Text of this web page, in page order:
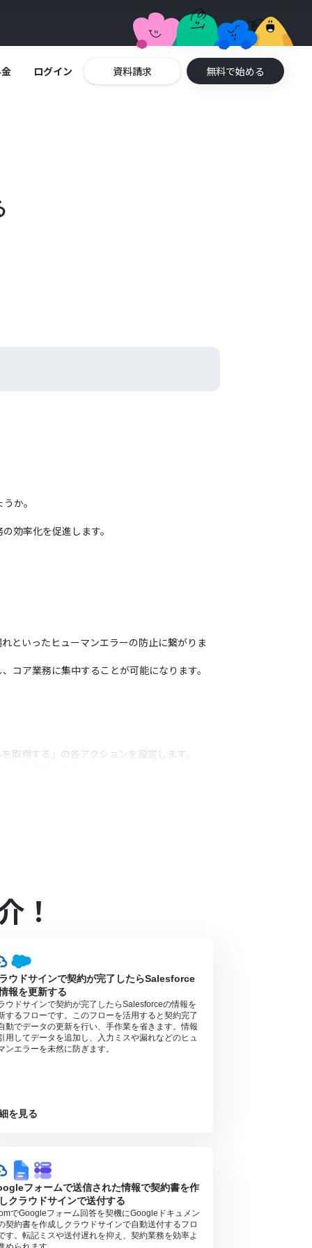
ログイン 資料請求 無料で始める
か。
効率化を促進します。
といったヒューマンエラーの防止に繋がりま
コア業務に集中することが可能になります。
得する」の各アクションを設定します。
ただける機能となっております。フリープラ
制限対象のアプリや機能（オペレーション）
！
ウドサインで契約が完了したらSalesforce
報を更新する
ウドサインで契約が完了したらSalesforceの情報を
するフローです。このフローを活用すると契約完了
動でデータの更新を行い、手作業を省きます。情報
用してデータを追加し、入力ミスや漏れなどのヒュ
ンエラーを未然に防ぎます。
を見る
フォームで送信された情報で契約書を作
クラウドサインで送付する
でGoogleフォーム回答を契機にGoogleドキュメン
契約書を作成しクラウドサインで自動送付するフロ
す。転記ミスや送付遅れを抑え、契約業務を効率よ